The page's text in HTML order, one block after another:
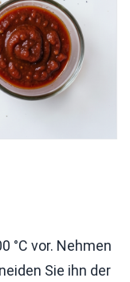
°C vor. Nehmen
Sie ihn der